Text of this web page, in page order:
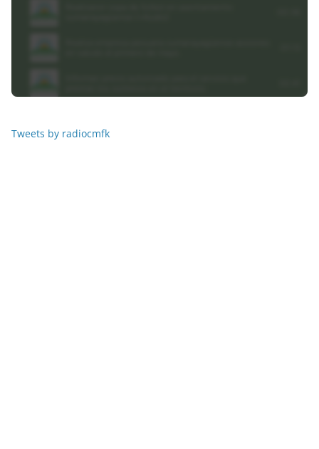
Tweets by radiocmfk